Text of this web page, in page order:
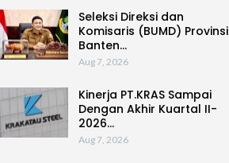
Seleksi Direksi dan
Komisaris (BUMD) Provinsi
Banten…
Aug 7, 2026
Kinerja PT.KRAS Sampai
Dengan Akhir Kuartal II-
2026…
Aug 7, 2026